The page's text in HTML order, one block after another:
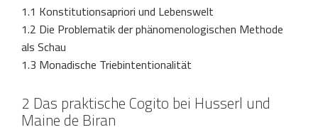
1.1 Konstitutionsapriori und Lebenswelt
1.2 Die Problematik der phänomenologischen Methode
als Schau
1.3 Monadische Triebintentionalität
2 Das praktische Cogito bei Husserl und
Maine de Biran